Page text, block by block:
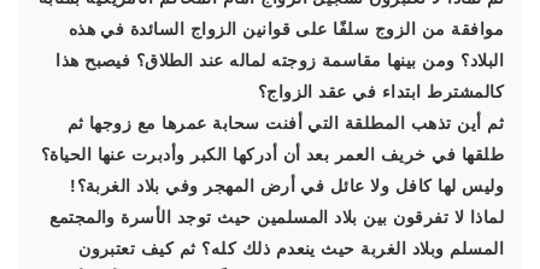
موافقة من الزوج سلفًا على قوانين الزواج السائدة في هذه
البلاد؟ ومن بينها مقاسمة زوجته لماله عند الطلاق؟ فيصبح هذا
كالمشترط ابتداء في عقد الزواج؟
ثم أين تذهب المطلقة التي أفنت سحابة عمرها مع زوجها ثم
طلقها في خريف العمر بعد أن أدركها الكبر وأدبرت عنها الحياة؟
وليس لها كافل ولا عائل في أرض المهجر وفي بلاد الغربة؟!
لماذا لا تفرقون بين بلاد المسلمين حيث توجد الأسرة والمجتمع
المسلم وبلاد الغربة حيث ينعدم ذلك كله؟ ثم كيف تعتبرون